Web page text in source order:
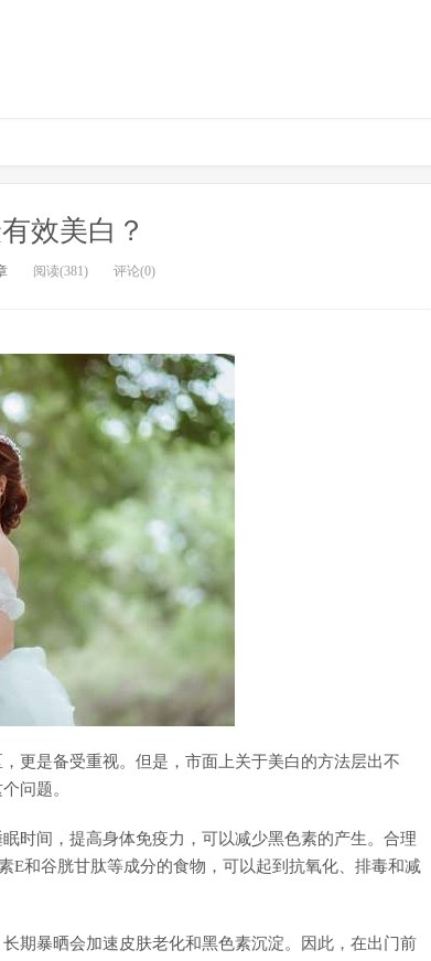
效美白？
阅读(381) 评论(0)
更是备受重视。但是，市面上关于美白的方法层出不
问题。
时间，提高身体免疫力，可以减少黑色素的产生。合理
E和谷胱甘肽等成分的食物，可以起到抗氧化、排毒和减
期暴晒会加速皮肤老化和黑色素沉淀。因此，在出门前